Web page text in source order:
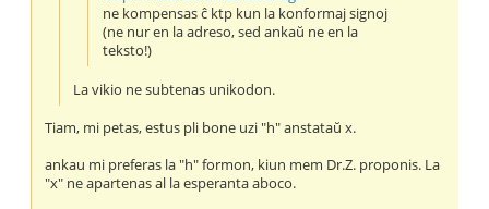
ne kompensas ĉ ktp kun la konformaj signoj
(ne nur en la adreso, sed ankaŭ ne en la
teksto!)
La vikio ne subtenas unikodon.
Tiam, mi petas, estus pli bone uzi "h" anstataŭ x.
ankau mi preferas la "h" formon, kiun mem Dr.Z. proponis. La
"x" ne apartenas al la esperanta aboco.